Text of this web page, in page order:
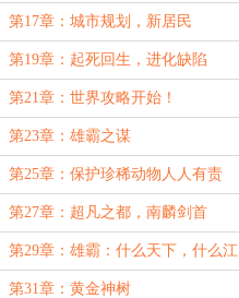
第17章：城市规划，新居民
第19章：起死回生，进化缺陷
第21章：世界攻略开始！
第23章：雄霸之谋
第25章：保护珍稀动物人人有责
第27章：超凡之都，南麟剑首
第29章：雄霸：什么天下，什么江
湖，老夫不要了！
第31章：黄金神树